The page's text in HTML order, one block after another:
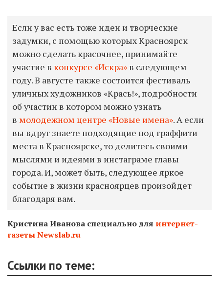
Если у вас есть тоже идеи и творческие
задумки, с помощью которых Красноярск
можно сделать красочнее, принимайте
участие в конкурсе «Искра» в следующем
году. В августе также состоится фестиваль
уличных художников «Крась!», подробности
об участии в котором можно узнать
в молодежном центре «Новые имена». А если
вы вдруг знаете подходящие под граффити
места в Красноярске, то делитесь своими
мыслями и идеями в инстаграме главы
города. И, может быть, следующее яркое
событие в жизни красноярцев произойдет
благодаря вам.
Кристина Иванова специально для интернет-
газеты Newslab.ru
Ссылки по теме: